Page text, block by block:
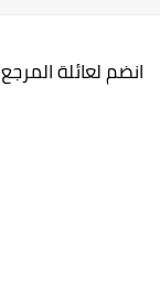
انضم لعائلة المرجع